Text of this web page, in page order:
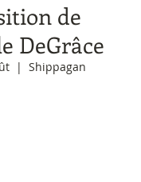
de
DeGrâce
  |
Shippagan